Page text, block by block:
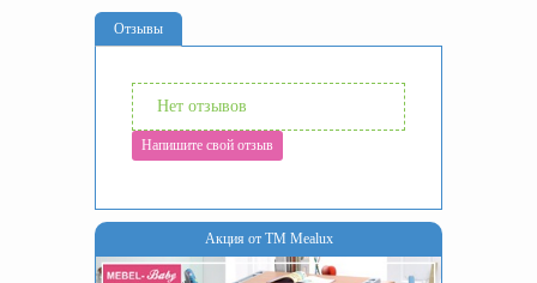
Отзывы
Нет отзывов
Напишите свой отзыв
Акция от ТМ Mealux